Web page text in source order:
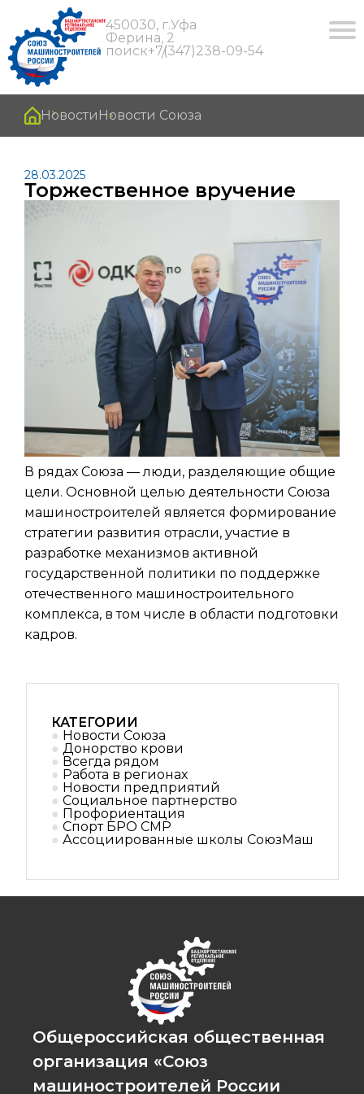
450030, г.Уфа
Ферина, 2
поиск+7(347)238-09-54
Новости Новости Союза
28.03.2025
Торжественное вручение
В рядах Союза — люди, разделяющие общие
цели. Основной целью деятельности Союза
машиностроителей является формирование
стратегии развития отрасли, участие в
разработке механизмов активной
государственной политики по поддержке
отечественного машиностроительного
комплекса, в том числе в области подготовки
кадров.
КАТЕГОРИИ
Новости Союза
Донорство крови
Всегда рядом
Работа в регионах
Новости предприятий
Социальное партнерствo
Профориентация
Спорт БРО СМР
Ассоциированные школы СоюзМаш
Общероссийская общественная
организация «Союз
машиностроителей России